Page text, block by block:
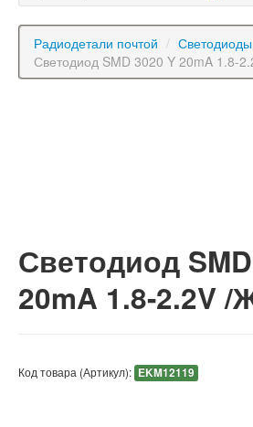
Радиодетали почтой /
Светодиод SMD 3020 Y 20mA 1.8-
Светодиод
20mA 1.8-2.2V
Код товара (Артикул): EKM12119